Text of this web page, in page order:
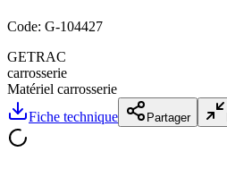
Code: G-104427
GETRAC
carrosserie
Matériel carrosserie
Fiche technique
Partager